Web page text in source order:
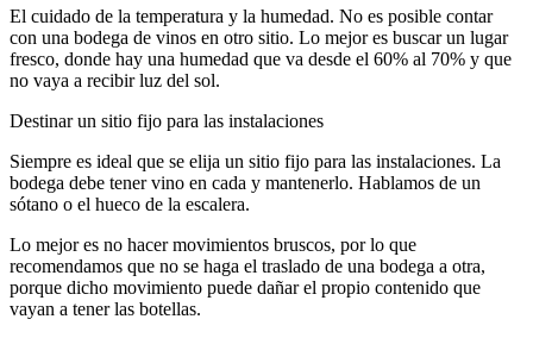
El cuidado de la temperatura y la humedad. No es posible contar
con una bodega de vinos en otro sitio. Lo mejor es buscar un lugar
fresco, donde hay una humedad que va desde el 60% al 70% y que
no vaya a recibir luz del sol.
Destinar un sitio fijo para las instalaciones
Siempre es ideal que se elija un sitio fijo para las instalaciones. La
bodega debe tener vino en cada y mantenerlo. Hablamos de un
sótano o el hueco de la escalera.
Lo mejor es no hacer movimientos bruscos, por lo que
recomendamos que no se haga el traslado de una bodega a otra,
porque dicho movimiento puede dañar el propio contenido que
vayan a tener las botellas.